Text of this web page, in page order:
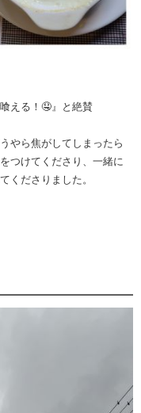
える！🤤』と絶賛
やら焦がしてしまったら
つけてくださり、一緒に
くださりました。